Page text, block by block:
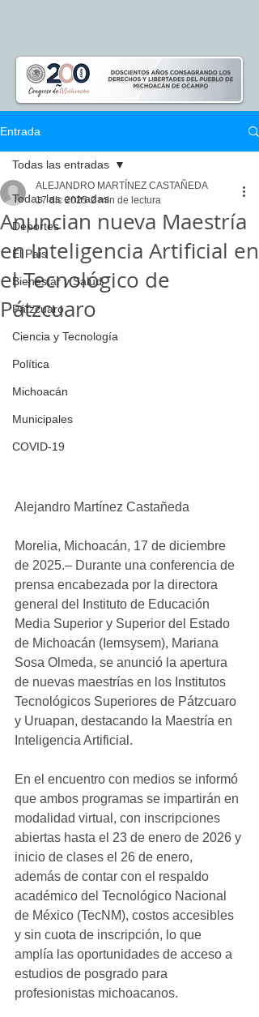
Entrada
Todas las entradas
Deportes
El Pais
Bienestar y Salud
Pátzcuaro
Ciencia y Tecnología
Política
Michoacán
Municipales
COVID-19
Todas las entradas
Anuncian nueva Maestría
en Inteligencia Artificial en
el Tecnológico de
Pátzcuaro
ALEJANDRO MARTÍNEZ CASTAÑEDA
17 dic 2025 2 min de lectura
Alejandro Martínez Castañeda
Morelia, Michoacán, 17 de diciembre
de 2025.– Durante una conferencia de
prensa encabezada por la directora
general del Instituto de Educación
Media Superior y Superior del Estado
de Michoacán (Iemsysem), Mariana
Sosa Olmeda, se anunció la apertura
de nuevas maestrías en los Institutos
Tecnológicos Superiores de Pátzcuaro
y Uruapan, destacando la Maestría en
Inteligencia Artificial.
En el encuentro con medios se informó
que ambos programas se impartirán en
modalidad virtual, con inscripciones
abiertas hasta el 23 de enero de 2026 y
inicio de clases el 26 de enero,
además de contar con el respaldo
académico del Tecnológico Nacional
de México (TecNM), costos accesibles
y sin cuota de inscripción, lo que
amplía las oportunidades de acceso a
estudios de posgrado para
profesionistas michoacanos.